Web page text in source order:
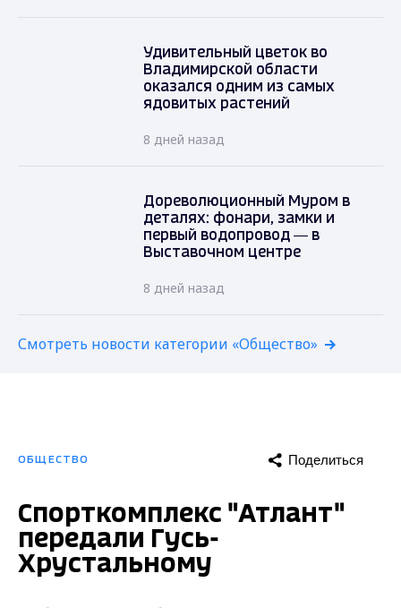
Удивительный цветок во
Владимирской области
оказался одним из самых
ядовитых растений
8 дней назад
Дореволюционный Муром в
деталях: фонари, замки и
первый водопровод — в
Выставочном центре
8 дней назад
Смотреть новости категории «Общество»
ОБЩЕСТВО Поделиться
Спорткомплекс "Атлант"
передали Гусь-
Хрустальному